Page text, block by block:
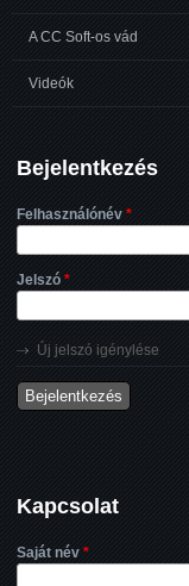
A CC Soft-os vád
Videók
Bejelentkezés
Felhasználónév *
Jelszó *
Új jelszó igénylése
Kapcsolat
Saját név *